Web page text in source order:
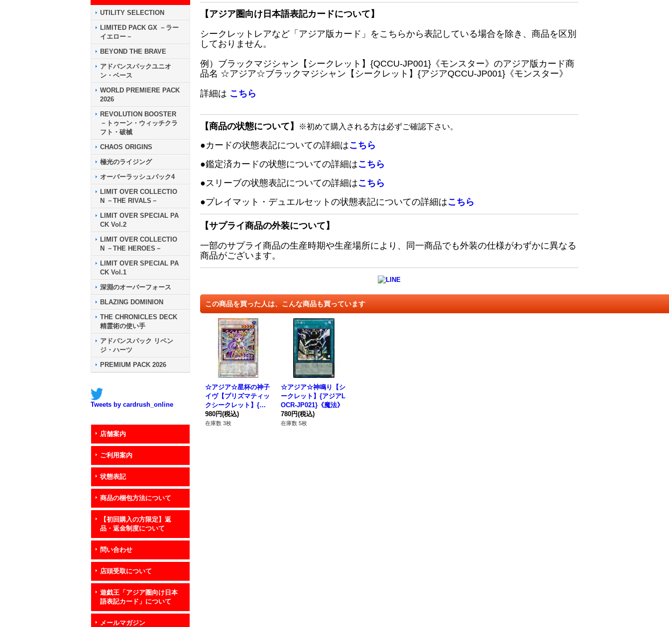
UTILITY SELECTION
LIMITED PACK GX －ラー
イエロー－
BEYOND THE BRAVE
アドバンスパックユニオ
ン・ベース
WORLD PREMIERE PACK
2026
REVOLUTION BOOSTER
－トゥーン・ウィッチクラ
フト・破械
CHAOS ORIGINS
極光のライジング
オーバーラッシュパック4
LIMIT OVER COLLECTIO
N －THE RIVALS－
LIMIT OVER SPECIAL PA
CK Vol.2
LIMIT OVER COLLECTIO
N －THE HEROES－
LIMIT OVER SPECIAL PA
CK Vol.1
深淵のオーバーフォース
BLAZING DOMINION
THE CHRONICLES DECK
精霊術の使い手
アドバンスパック リベン
ジ・ハーツ
PREMIUM PACK 2026
Tweets by cardrush_online
店舗案内
ご利用案内
状態表記
商品の梱包方法について
【初回購入の方限定】返
品・返金制度について
問い合わせ
店頭受取について
遊戯王「アジア圏向け日本
語表記カード」について
メールマガジン
【アジア圏向け日本語表記カードについて】
シークレットレアなど「アジア版カード」をこちらから表記している場合を除き、商品を区別
しておりません。
例）ブラックマジシャン【シークレット】{QCCU-JP001}《モンスター》のアジア版カード商
品名 ☆アジア☆ブラックマジシャン【シークレット】{アジアQCCU-JP001}《モンスター》
詳細は こちら
【商品の状態について】 ※初めて購入される方は必ずご確認下さい。
●カードの状態表記についての詳細はこちら
●鑑定済カードの状態についての詳細はこちら
●スリーブの状態表記についての詳細はこちら
●プレイマット・デュエルセットの状態表記についての詳細はこちら
【サプライ商品の外装について】
一部のサプライ商品の生産時期や生産場所により、同一商品でも外装の仕様がわずかに異なる
商品がございます。
この商品を買った人は、こんな商品も買っています
☆アジア☆星杯の神子
イヴ【プリズマティッ
クシークレット】{ア
ジアLOCH-JP032}
《シンクロ》
980円(税込)
在庫数 3枚
☆アジア☆神鳴り【シ
ークレット】{アジアL
OCR-JP021}《魔法》
780円(税込)
在庫数 5枚